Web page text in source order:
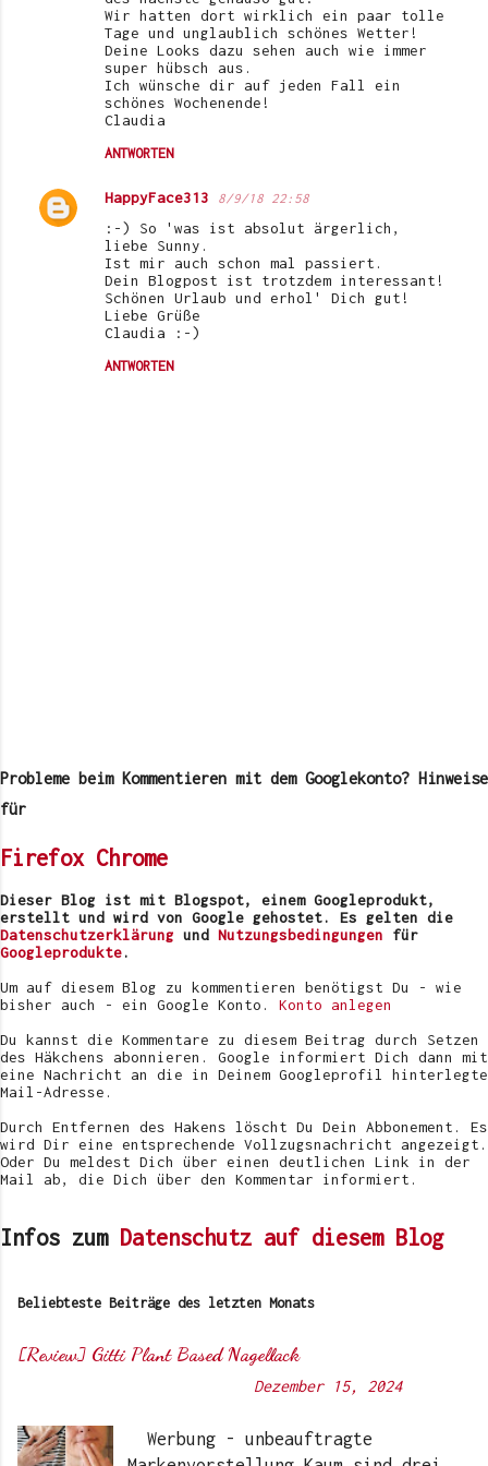
Wir hatten dort wirklich ein paar tolle
Tage und unglaublich schönes Wetter!
Deine Looks dazu sehen auch wie immer
super hübsch aus.
Ich wünsche dir auf jeden Fall ein
schönes Wochenende!
Claudia
ANTWORTEN
HappyFace313 8/9/18 22:58
:-) So 'was ist absolut ärgerlich,
liebe Sunny.
Ist mir auch schon mal passiert.
Dein Blogpost ist trotzdem interessant!
Schönen Urlaub und erhol' Dich gut!
Liebe Grüße
Claudia :-)
ANTWORTEN
m
m
a
v
e
r
ö
f
e
t
l
i
c
e
n
Probleme beim Kommentieren mit dem Googlekonto? Hinweise
für
Firefox Chrome
Dieser Blog ist mit Blogspot, einem Googleprodukt,
erstellt und wird von Google gehostet. Es gelten die
Datenschutzerklärung und Nutzungsbedingungen für
Googleprodukte.
Um auf diesem Blog zu kommentieren benötigst Du - wie
bisher auch - ein Google Konto. Konto anlegen
Du kannst die Kommentare zu diesem Beitrag durch Setzen
des Häkchens abonnieren. Google informiert Dich dann mit
eine Nachricht an die in Deinem Googleprofil hinterlegte
Mail-Adresse.
Durch Entfernen des Hakens löscht Du Dein Abbonement. Es
wird Dir eine entsprechende Vollzugsnachricht angezeigt.
Oder Du meldest Dich über einen deutlichen Link in der
Mail ab, die Dich über den Kommentar informiert.
Infos zum Datenschutz auf diesem Blog
Beliebteste Beiträge des letzten Monats
[Review] Gitti Plant Based Nagellack
Dezember 15, 2024
Werbung - unbeauftragte